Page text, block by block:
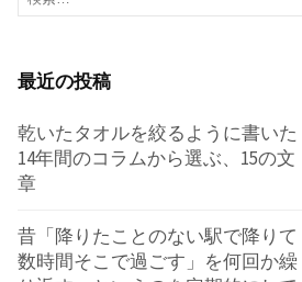
索:
最近の投稿
乾いたタオルを絞るように書いた
14年間のコラムから選ぶ、15の文
章
昔「降りたことのない駅で降りて
数時間そこで過ごす」を何回か繰